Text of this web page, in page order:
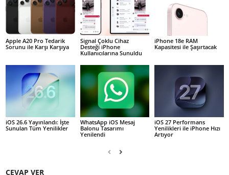
Apple A20 Pro Tedarik
Sorunu ile Karşı Karşıya
Signal Çoklu Cihaz
Desteği iPhone
Kullanıcılarına Sunuldu
iPhone 18e RAM
Kapasitesi ile Şaşırtacak
iOS 26.6 Yayınlandı: İşte
Sunulan Tüm Yenilikler
WhatsApp iOS Mesaj
Balonu Tasarımı
Yenilendi
iOS 27 Performans
Yenilikleri ile iPhone Hızı
Artıyor
CEVAP VER